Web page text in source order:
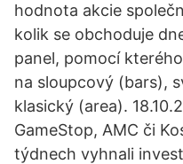
hodnota akcie
kolik se obchoduje
panel, pomocí
na sloupcový (bars),
klasický (area).
GameStop, AMC či
týdnech vyhnali